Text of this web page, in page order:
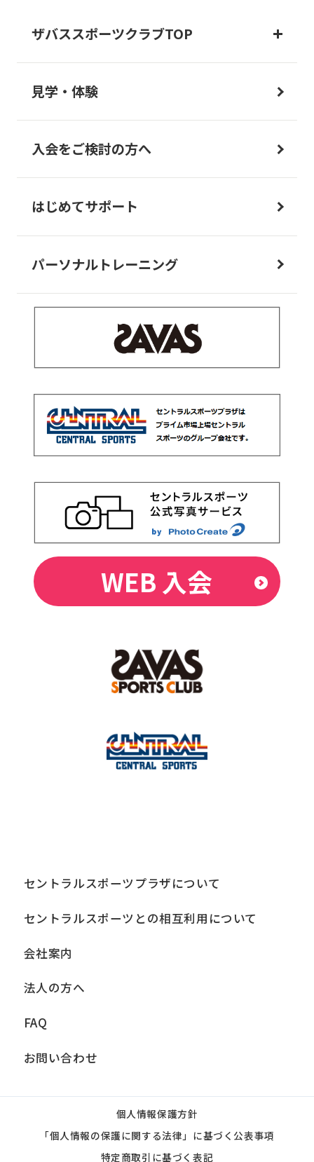
ザバススポーツクラブTOP
見学・体験
入会をご検討の方へ
はじめてサポート
パーソナルトレーニング
WEB 入会
セントラルスポーツプラザについて
セントラルスポーツとの相互利用について
会社案内
法人の方へ
FAQ
お問い合わせ
個人情報保護方針
「個人情報の保護に関する法律」に基づく公表事項
特定商取引に基づく表記